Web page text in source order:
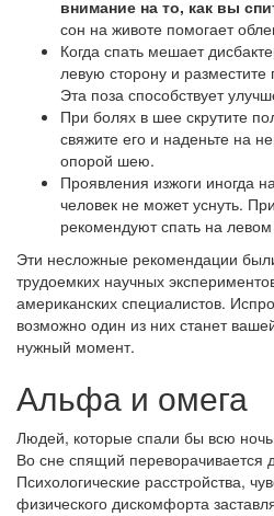
внимание на то, как вы
сон на животе помогает
Когда спать мешает
левую сторону и
Эта поза способствует
При болях в шее скрутите
свяжите его и наденьте на
опорой шею.
Проявления изжоги иногда
человек не может уснуть.
рекомендуют спать на левом
Эти несложные рекомендации
трудоемких научных
американских специалистов.
возможно один из них станет
нужный момент.
Альфа и омега
Людей, которые спали бы всю
Во сне спящий переворачивается
Психологические расстройства,
физического дискомфорта